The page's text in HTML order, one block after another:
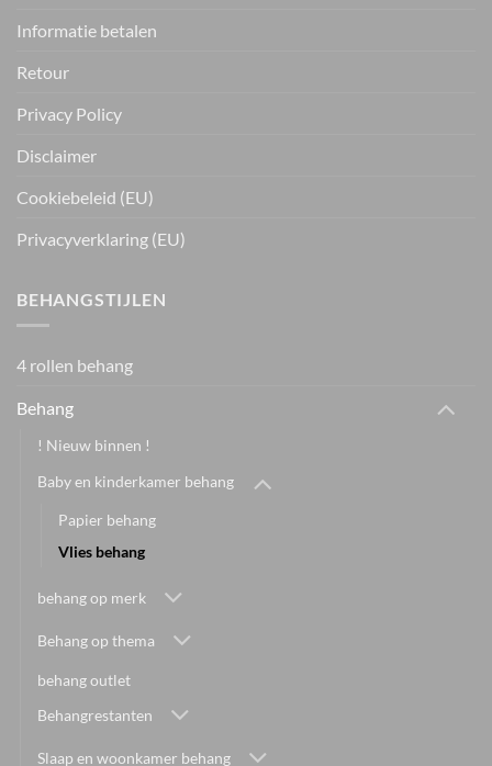
Informatie betalen
Retour
Privacy Policy
Disclaimer
Cookiebeleid (EU)
Privacyverklaring (EU)
BEHANGSTIJLEN
4 rollen behang
Behang
! Nieuw binnen !
Baby en kinderkamer behang
Papier behang
Vlies behang
behang op merk
Behang op thema
behang outlet
Behangrestanten
Slaap en woonkamer behang